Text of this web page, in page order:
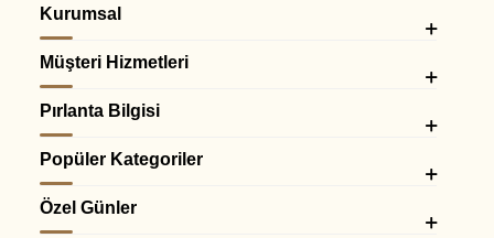
Kurumsal
Müşteri Hizmetleri
Pırlanta Bilgisi
Popüler Kategoriler
Özel Günler